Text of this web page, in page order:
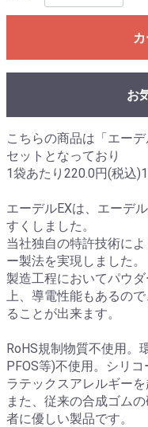
お
こちらの商品は「エー
セットとなっており
1袋あたり220.0円(税込
エーデルEXは、エーデ
すくしました。
当社独自の特許技術に
ー製法を実現しました。
製造工程においてパウ
上、導電性能もあるの
ることが出来ます。
RoHS規制物質不使用。
PFOS等)不使用。シリ
ラテックスアレルギーを
また、従来の合成ゴム
者に優しい製品です。